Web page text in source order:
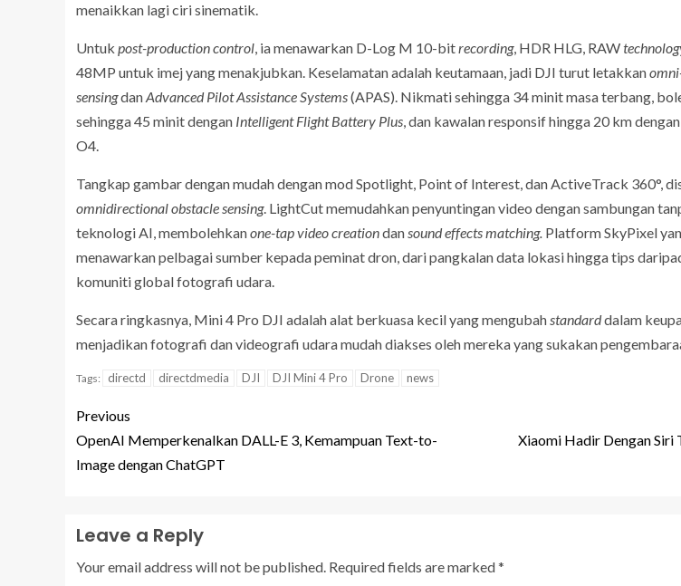
menaikkan lagi ciri sinematik.
Untuk post-production control, ia menawarkan D-Log M 10-bitrecording, HDR HLG, RAW
48MP untuk imej yang menakjubkan. Keselamatan adalah keutamaan, jadi DJI turut letakkan
sensingdanAdvanced Pilot Assistance Systems(APAS). Nikmati sehingga 34 minit masa terbang,
sehingga 45 minit dengan Intelligent Flight Battery Plus, dan kawalan responsif hingga 20 km
O4.
Tangkap gambar dengan mudah dengan mod Spotlight, Point of Interest, dan ActiveTrack 360°,
omnidirectional obstacle sensing. LightCut memudahkan penyuntingan video dengan sambungan
teknologi AI, membolehkanone-tap video creationdansound effects matching. Platform SkyPixel
menawarkan pelbagai sumber kepada peminat dron, dari pangkalan data lokasi hingga tips
komuniti global fotografi udara.
Secara ringkasnya, Mini 4 Pro DJI adalah alat berkuasa kecil yang mengubahstandarddalam
menjadikan fotografi dan videografi udara mudah diakses oleh mereka yang sukakan
Tags: directd directdmedia DJI DJI Mini 4 Pro Drone news
Previous
OpenAI Memperkenalkan DALL-E 3, Kemampuan Text-to-
Image dengan ChatGPT
Xiaomi Hadir Dengan Siri
Leave a Reply
Your email address will not be published. Required fields are marked*